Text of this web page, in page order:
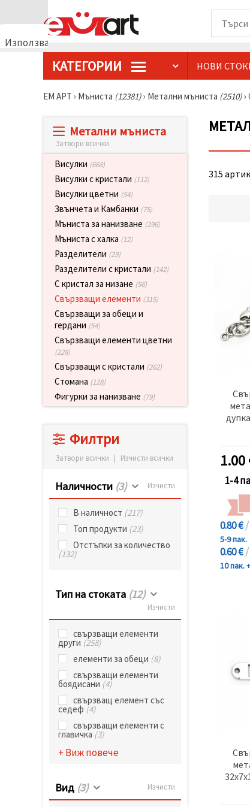
Използваме
бисквитки
Използваме
предпочитанията
КАТЕГОРИИ НОВИ
ЕМ АРТ › Мъниста (12381)› Метални мъниста (2510)›
Метални мъниста
Затвори всички
Висулки (668)
Висулки с кристали (112)
Висулки цветни (54)
Звънчета и Камбанки (75)
Мъниста за нанизване (296)
Мъниста с халка (12)
Разделители (29)
Разделители с кристали (142)
С кристал за низане (56)
Свързващи елементи (315)
Свързващи за обеци и
гердани (54)
Свързващи елементи цветни
(228)
Свързващи с кристали (262)
Стомана (128)
Фигурки за нанизване (79)
Филтри
Затвори всички | Изчисти всички
Наличности (3) Изчисти
В наличност (217)
Топ продукти (23)
Отстъпки за количество
(132)
Тип на стоката (12)
Изчисти
свързващи елементи
други (258)
елементи за обеци (8)
свързващи елементи
боядисани (4)
свързващ елемент със
седеф (4)
свързващи елементи с
главичка (3)
+ Виж повече
Вид (3) Изчисти
315
1.00
1-4
0.80 €/
5-9 пак.
0.60 €/
10 пак. +
мм